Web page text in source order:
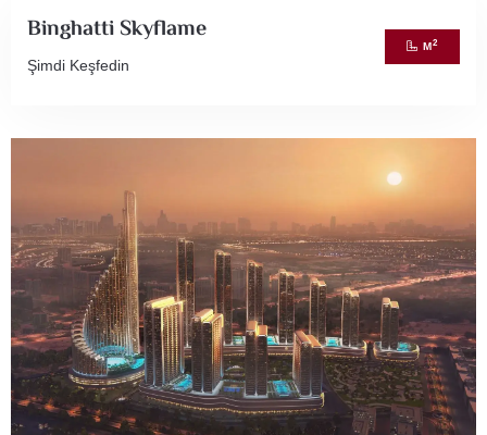
Binghatti Skyflame
Şimdi Keşfedin
M2